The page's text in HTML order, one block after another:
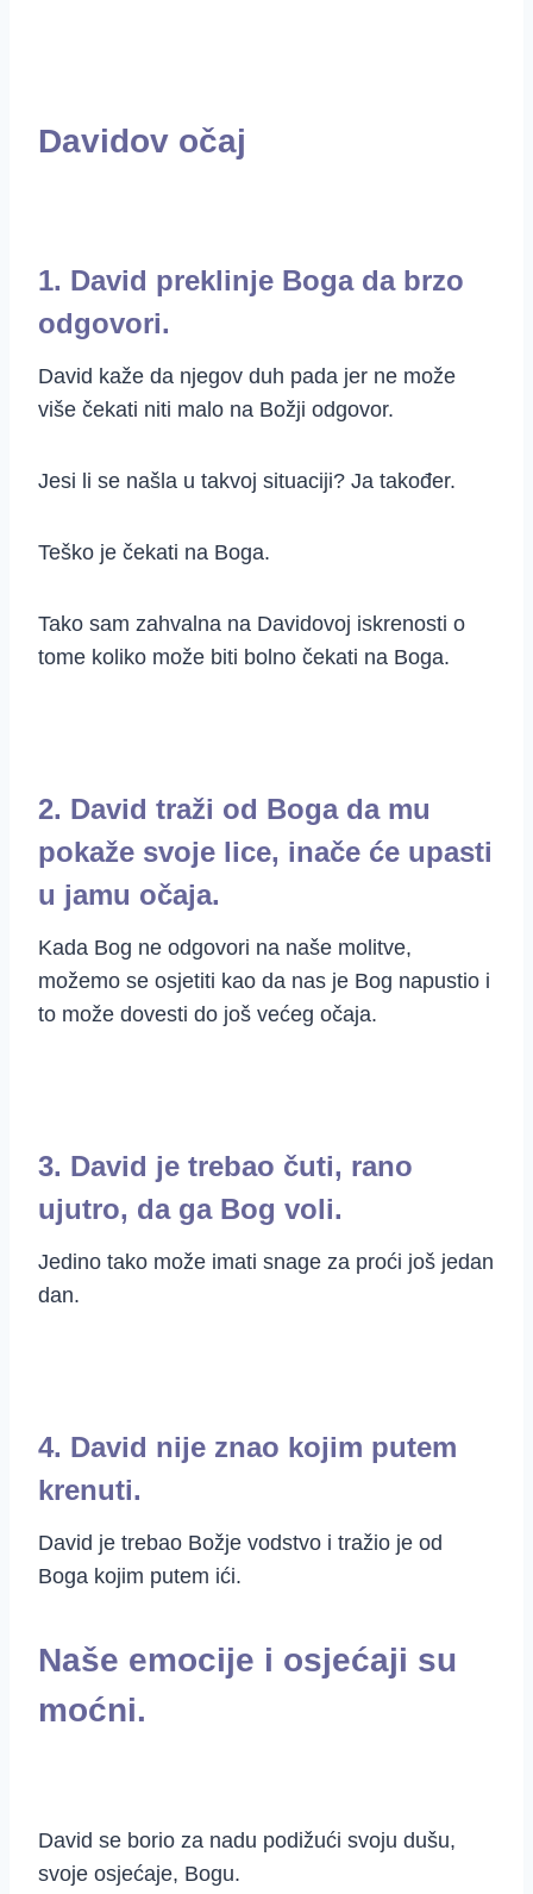
Davidov očaj
1. David preklinje Boga da brzo
odgovori.
David kaže da njegov duh pada jer ne može
više čekati niti malo na Božji odgovor.
Jesi li se našla u takvoj situaciji? Ja također.
Teško je čekati na Boga.
Tako sam zahvalna na Davidovoj iskrenosti o
tome koliko može biti bolno čekati na Boga.
2. David traži od Boga da mu
pokaže svoje lice, inače će upasti
u jamu očaja.
Kada Bog ne odgovori na naše molitve,
možemo se osjetiti kao da nas je Bog napustio i
to može dovesti do još većeg očaja.
3. David je trebao čuti, rano
ujutro, da ga Bog voli.
Jedino tako može imati snage za proći još jedan
dan.
4. David nije znao kojim putem
krenuti.
David je trebao Božje vodstvo i tražio je od
Boga kojim putem ići.
Naše emocije i osjećaji su
moćni.
David se borio za nadu podižući svoju dušu,
svoje osjećaje, Bogu.